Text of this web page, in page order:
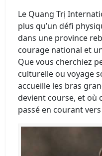
Le Quang Trị
plus qu’un défi
dans une province
courage national et
Que vous cherchiez
culturelle ou voyage
accueille les bras
devient course, et où
passé en courant vers